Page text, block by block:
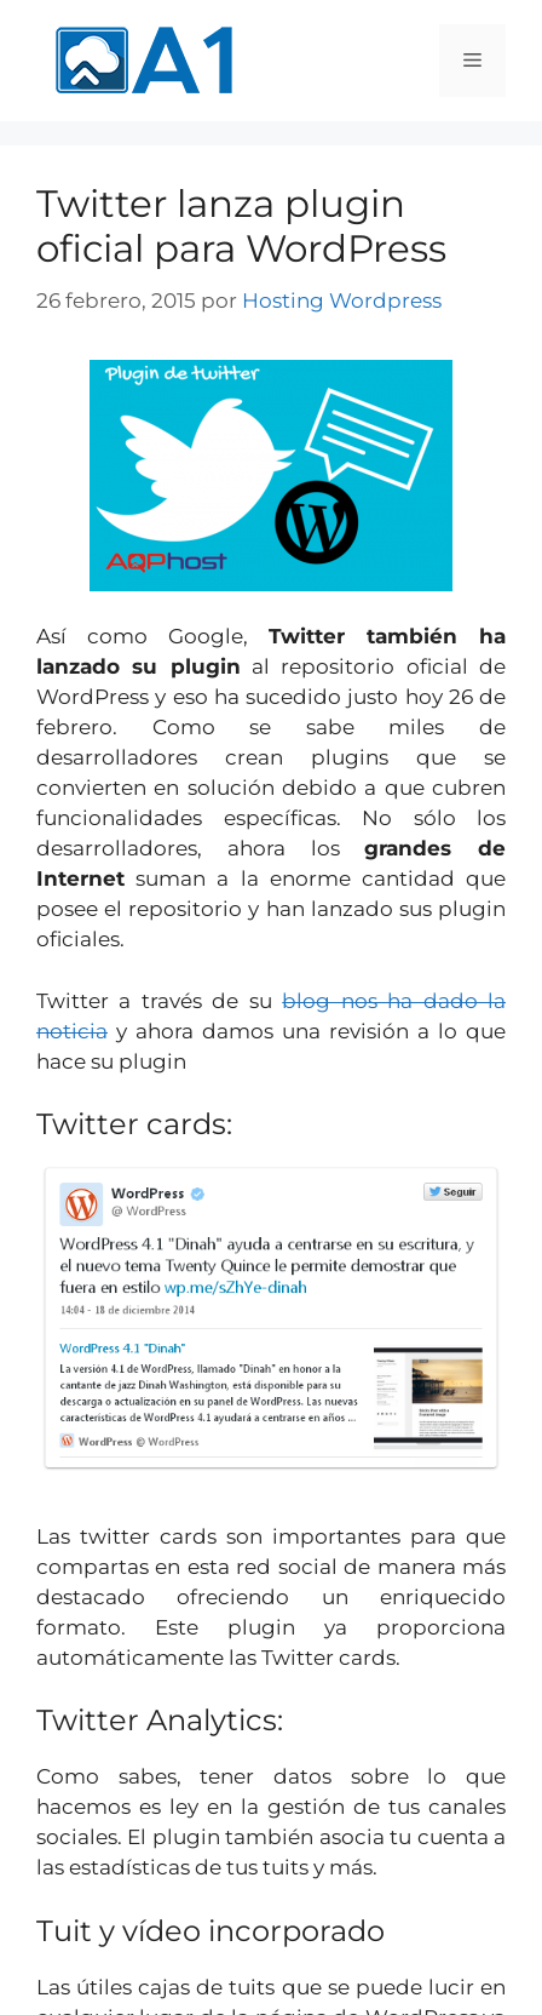
Twitter lanza plugin
oficial para WordPress
26 febrero, 2015 por Hosting Wordpress
Así como Google, Twitter también ha
lanzado su plugin al repositorio oficial de
WordPress y eso ha sucedido justo hoy 26 de
febrero. Como se sabe miles de
desarrolladores crean plugins que se
convierten en solución debido a que cubren
funcionalidades específicas. No sólo los
desarrolladores, ahora losgrandes de
Internet suman a la enorme cantidad que
posee el repositorio y han lanzado sus plugin
oficiales.
Twitter a través de sublog nos ha dado la
noticia y ahora damos una revisión a lo que
hace su plugin
Twitter cards:
Las twitter cards son importantes para que
compartas en esta red social de manera más
destacado ofreciendo un enriquecido
formato. Este plugin ya proporciona
automáticamente las Twitter cards.
Twitter Analytics:
Como sabes, tener datos sobre lo que
hacemos es ley en la gestión de tus canales
sociales. El plugin también asocia tu cuenta a
las estadísticas de tus tuits y más.
Tuit y vídeo incorporado
Las útiles cajas de tuits que se puede lucir en